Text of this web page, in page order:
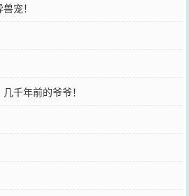
宠！
千年前的爷爷！